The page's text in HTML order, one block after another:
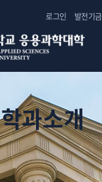
로그인 발전기금
학과소개